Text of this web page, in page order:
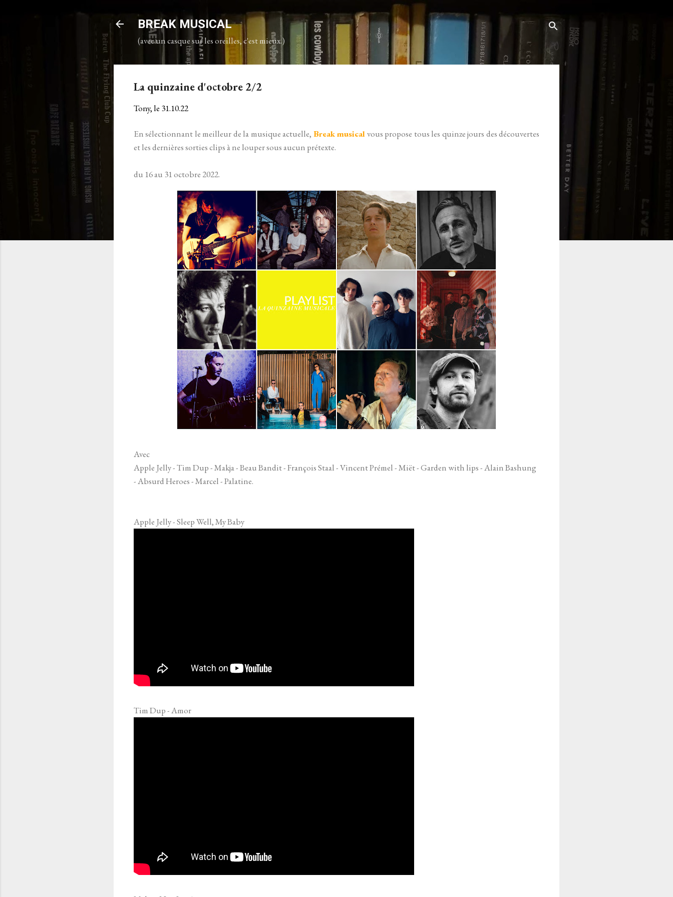
Accéder au contenu principal
BREAK MUSICAL
(avec un casque sur les oreilles, c'est mieux.)
La quinzaine d'octobre 2/2
Tony, le 31.10.22
En sélectionnant le meilleur de la musique actuelle, Break musicalvous propose tous les quinze jours des découvertes
et les dernières sorties clips à ne louper sous aucun prétexte.
du 16 au 31 octobre 2022.
Avec
Apple Jelly - Tim Dup - Makja - Beau Bandit - François Staal - Vincent Prémel - Miët - Garden with lips - Alain Bashung
- Absurd Heroes - Marcel - Palatine.
Apple Jelly - Sleep Well, My Baby
Tim Dup - Amor